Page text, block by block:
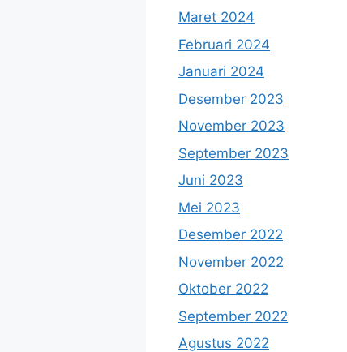
Maret 2024
Februari 2024
Januari 2024
Desember 2023
November 2023
September 2023
Juni 2023
Mei 2023
Desember 2022
November 2022
Oktober 2022
September 2022
Agustus 2022